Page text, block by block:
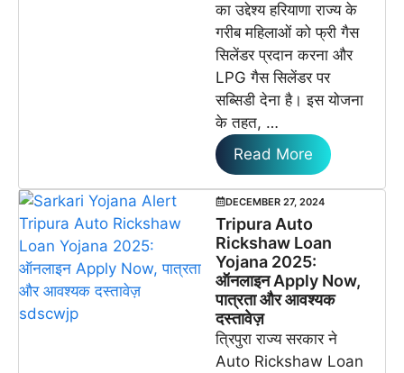
का उद्देश्य हरियाणा राज्य के
गरीब महिलाओं को फ्री गैस
सिलेंडर प्रदान करना और
LPG गैस सिलेंडर पर
सब्सिडी देना है। इस योजना
के तहत, …
Read More
DECEMBER 27, 2024
Tripura Auto
Rickshaw Loan
Yojana 2025:
ऑनलाइन Apply Now,
पात्रता और आवश्यक
दस्तावेज़
त्रिपुरा राज्य सरकार ने
Auto Rickshaw Loan